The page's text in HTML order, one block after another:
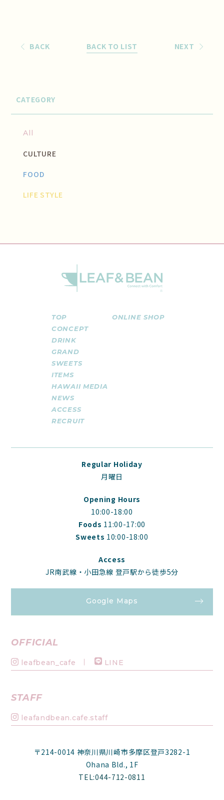
BACK BACK TO LIST NEXT
CATEGORY
All
CULTURE
FOOD
LIFE STYLE
TOP
CONCEPT
DRINK
GRAND
SWEETS
ITEMS
HAWAII MEDIA
NEWS
ACCESS
RECRUIT
ONLINE SHOP
Regular Holiday
月曜日
Opening Hours
10:00-18:00
Foods 11:00-17:00
Sweets 10:00-18:00
Access
JR南武線・小田急線 登戸駅から徒歩5分
Google Maps
OFFICIAL
leafbean_cafe LINE
STAFF
leafandbean.cafe.staff
〒214-0014 神奈川県川崎市多摩区登戸3282-1
Ohana Bld., 1F
TEL:044-712-0811